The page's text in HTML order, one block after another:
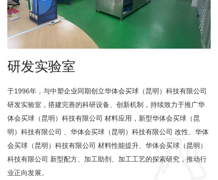
研发实验室
于1996年，与中塑企业同期创立华体会买球（昆明）科技有限公司
研发实验室，搭建完善的科研设备、创新机制， 持续致力于推广华
体会买球（昆明）科技有限公司 材料应用，新型华体会买球（昆
明）科技有限公司 、华体会买球（昆明）科技有限公司 改性、华体
会买球（昆明）科技有限公司 材料性能提升、华体会买球（昆明）
科技有限公司 新型配方、 加工助剂、加工工艺的探索研究，推动行
业正向发展。
